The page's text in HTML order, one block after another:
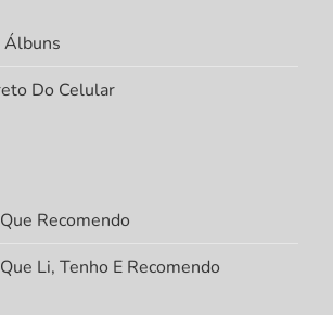
Álbuns
Do Celular
Recomendo
Li, Tenho E Recomendo